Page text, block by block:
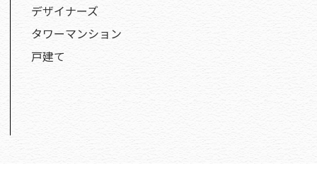
デザイナーズ
タワーマンション
戸建て